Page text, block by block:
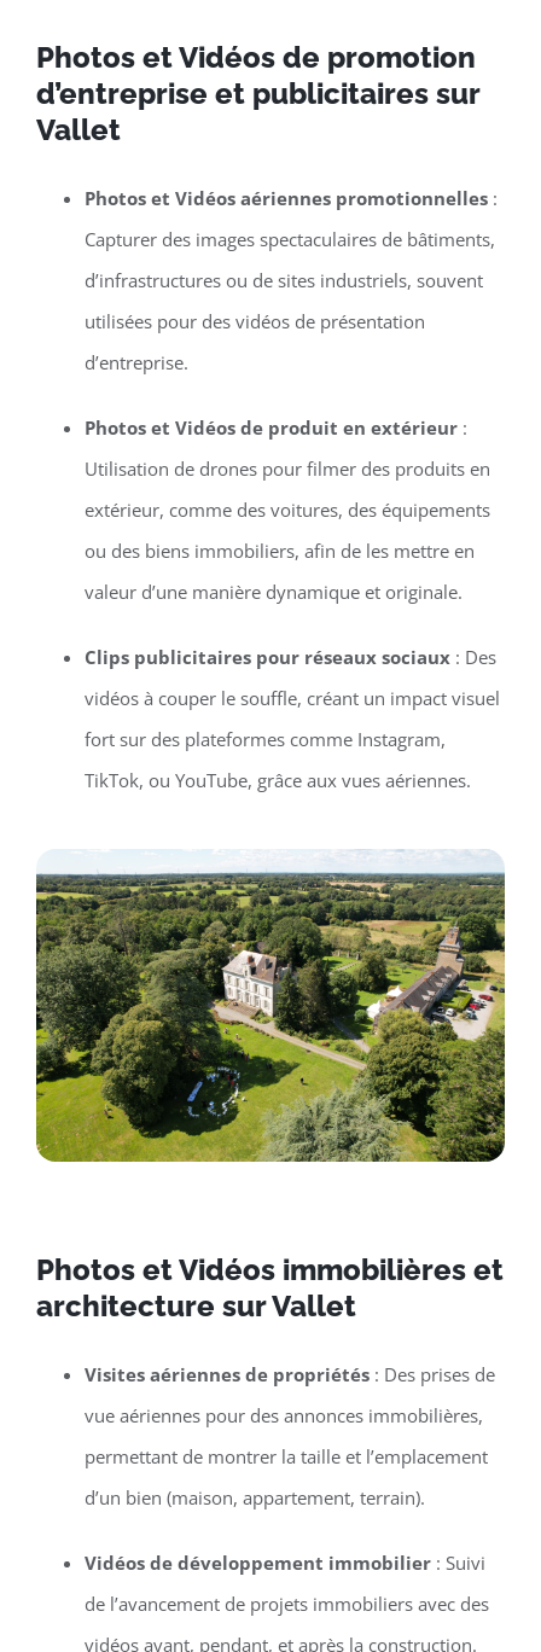
Photos et Vidéos de promotion
d’entreprise et publicitaires sur
Vallet
Photos et Vidéos aériennes promotionnelles:
Capturer des images spectaculaires de bâtiments,
d’infrastructures ou de sites industriels, souvent
utilisées pour des vidéos de présentation
d’entreprise.
Photos et Vidéos de produit en extérieur:
Utilisation de drones pour filmer des produits en
extérieur, comme des voitures, des équipements
ou des biens immobiliers, afin de les mettre en
valeur d’une manière dynamique et originale.
Clips publicitaires pour réseaux sociaux: Des
vidéos à couper le souffle, créant un impact visuel
fort sur des plateformes comme Instagram,
TikTok, ou YouTube, grâce aux vues aériennes.
Photos et Vidéos immobilières et
architecture sur Vallet
Visites aériennes de propriétés: Des prises de
vue aériennes pour des annonces immobilières,
permettant de montrer la taille et l’emplacement
d’un bien (maison, appartement, terrain).
Vidéos de développement immobilier: Suivi
de l’avancement de projets immobiliers avec des
vidéos avant, pendant, et après la construction.